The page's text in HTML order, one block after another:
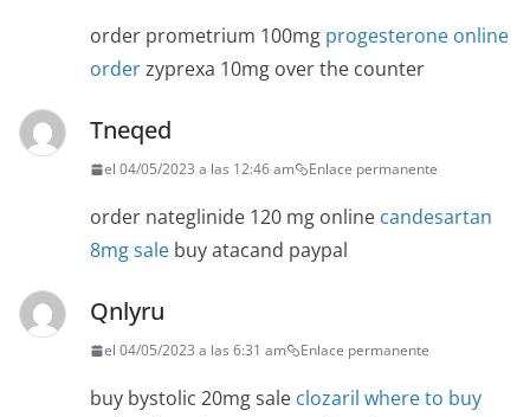
order prometrium 100mg progesterone online
orderzyprexa 10mg over the counter
Tneqed
el 04/05/2023 a las 12:46 am Enlace permanente
order nateglinide 120 mg online candesartan
8mg sale buy atacand paypal
Qnlyru
el 04/05/2023 a las 6:31 am Enlace permanente
buy bystolic 20mg sale clozaril where to buy